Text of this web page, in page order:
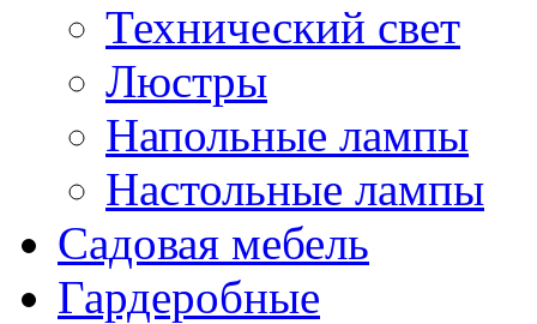
Технический свет
Люстры
Напольные лампы
Настольные лампы
Садовая мебель
Гардеробные